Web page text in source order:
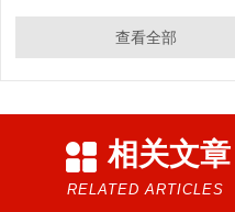
查看全部
相关文章
RELATED ARTICLES